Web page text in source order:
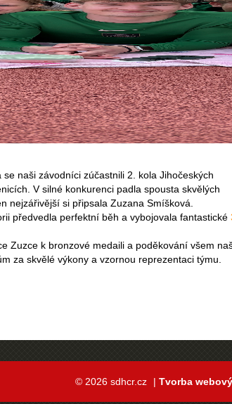
se naši závodníci zúčastnili 2. kola Jihočeských
V silné konkurenci padla spousta skvělých
nejzářivější si připsala Zuzana Smíšková.
předvedla perfektní běh a vybojovala fantastické
Zuzce k bronzové medaili a poděkování všem
za skvělé výkony a vzornou reprezentaci týmu.
© 2026 sdhcr.cz | Tvorba